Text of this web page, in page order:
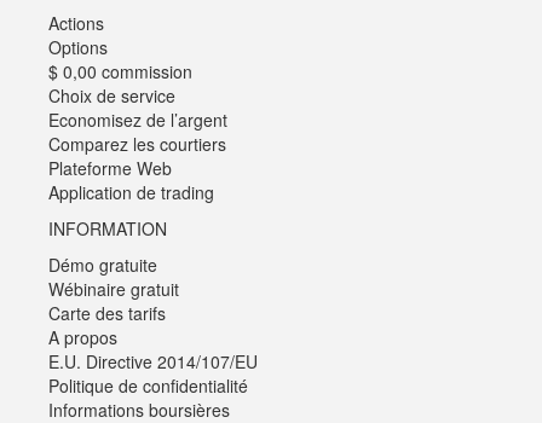
Actions
Options
$ 0,00 commission
Choix de service
Economisez de l’argent
Comparez les courtiers
Plateforme Web
Application de trading
INFORMATION
Démo gratuite
Wébinaire gratuit
Carte des tarifs
A propos
E.U. Directive 2014/107/EU
Politique de confidentialité
Informations boursières